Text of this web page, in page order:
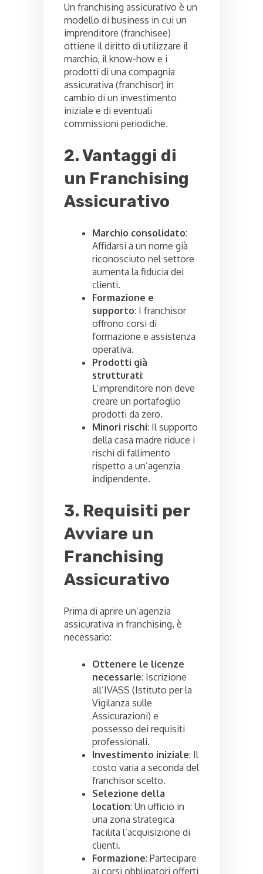
Un franchising assicurativo è un
modello di business in cui un
imprenditore (franchisee)
ottiene il diritto di utilizzare il
marchio, il know-how e i
prodotti di una compagnia
assicurativa (franchisor) in
cambio di un investimento
iniziale e di eventuali
commissioni periodiche.
2. Vantaggi di
un Franchising
Assicurativo
Marchio consolidato:
Affidarsi a un nome già
riconosciuto nel settore
aumenta la fiducia dei
clienti.
Formazione e
supporto: I franchisor
offrono corsi di
formazione e assistenza
operativa.
Prodotti già
strutturati:
L’imprenditore non deve
creare un portafoglio
prodotti da zero.
Minori rischi: Il supporto
della casa madre riduce i
rischi di fallimento
rispetto a un’agenzia
indipendente.
3. Requisiti per
Avviare un
Franchising
Assicurativo
Prima di aprire un’agenzia
assicurativa in franchising, è
necessario:
Ottenere le licenze
necessarie: Iscrizione
all’IVASS (Istituto per la
Vigilanza sulle
Assicurazioni) e
possesso dei requisiti
professionali.
Investimento iniziale: Il
costo varia a seconda del
franchisor scelto.
Selezione della
location: Un ufficio in
una zona strategica
facilita l’acquisizione di
clienti.
Formazione: Partecipare
ai corsi obbligatori offerti